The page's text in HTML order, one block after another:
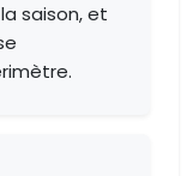
saison, et